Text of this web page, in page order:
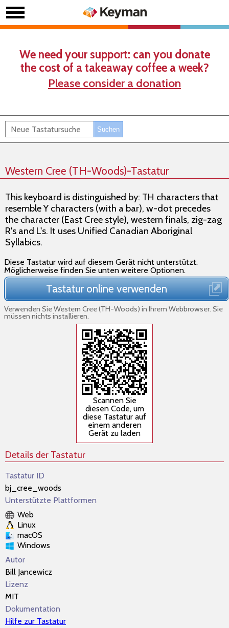
We need your support: can you donate
the cost of a takeaway coffee a week?
Please consider a donation
Western Cree (TH-Woods)-Tastatur
This keyboard is distinguished by: TH characters that
resemble Y characters (with a bar), w-dot precedes
the character (East Cree style), western finals, zig-zag
R's and L's. It uses Unified Canadian Aboriginal
Syllabics.
Diese Tastatur wird auf diesem Gerät nicht unterstützt.
Möglicherweise finden Sie unten weitere Optionen.
Tastatur online verwenden
Verwenden Sie Western Cree (TH-Woods) in Ihrem Webbrowser. Sie
müssen nichts installieren.
Scannen Sie
diesen Code, um
diese Tastatur auf
einem anderen
Gerät zu laden
Details der Tastatur
Tastatur ID
bj_cree_woods
Unterstützte Plattformen
Web
Linux
macOS
Windows
Autor
Bill Jancewicz
Lizenz
MIT
Dokumentation
Hilfe zur Tastatur